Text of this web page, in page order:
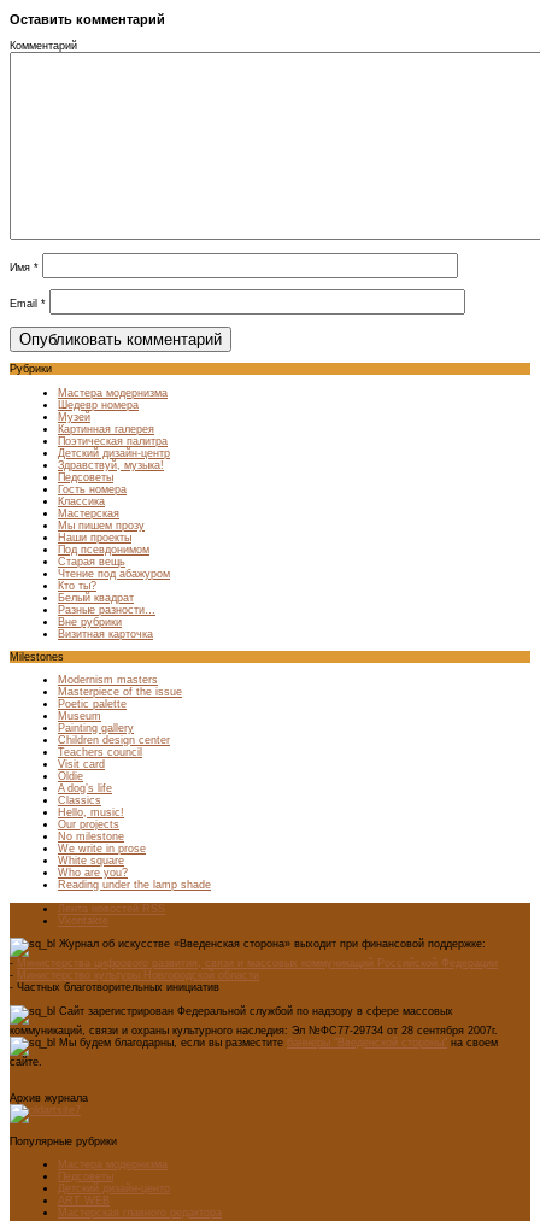
Оставить комментарий
Комментарий
Имя *
Email *
Рубрики
Мастера модернизма
Шедевр номера
Музей
Картинная галерея
Поэтическая палитра
Детский дизайн-центр
Здравствуй, музыка!
Педсоветы
Гость номера
Классика
Мастерская
Мы пишем прозу
Наши проекты
Под псевдонимом
Старая вещь
Чтение под абажуром
Кто ты?
Белый квадрат
Разные разности…
Вне рубрики
Визитная карточка
Milestones
Modernism masters
Masterpiece of the issue
Poetic palette
Museum
Painting gallery
Children design center
Teachers council
Visit card
Oldie
A dog’s life
Classics
Hello, music!
Our projects
No milestone
We write in prose
White square
Who are you?
Reading under the lamp shade
Лента новостей RSS
Vkontakte
Журнал об искусстве «Введенская сторона» выходит при финансовой поддержке:
- Министерства цифрового развития, связи и массовых коммуникаций Российской Федерации
- Министерство культуры Новгородской области
- Частных благотворительных инициатив
Сайт зарегистрирован Федеральной службой по надзору в сфере массовых
коммуникаций, связи и охраны культурного наследия: Эл №ФС77-29734 от 28 сентября 2007г.
Мы будем благодарны, если вы разместите баннеры "Введенской стороны" на своем
сайте.
Архив журнала
Популярные рубрики
Мастера модернизма
Педсоветы
Детский дизайн-центр
ART WEB
Мастерская главного редактора